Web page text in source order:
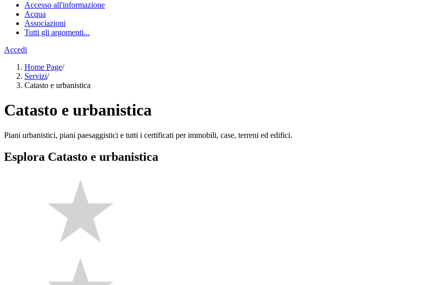
Accesso all'informazione
Acqua
Associazioni
Tutti gli argomenti...
Accedi
Home Page/
Servizi/
Catasto e urbanistica
Catasto e urbanistica
Piani urbanistici, piani paesaggistici e tutti i certificati per immobili, case, terreni ed edifici.
Esplora Catasto e urbanistica